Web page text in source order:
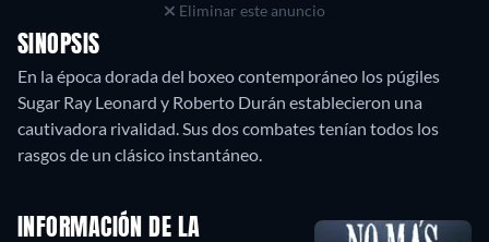
Eliminar este anuncio
SINOPSIS
En la época dorada del boxeo contemporáneo los púgiles
Sugar Ray Leonard y Roberto Durán establecieron una
cautivadora rivalidad. Sus dos combates tenían todos los
rasgos de un clásico instantáneo.
INFORMACIÓN DE LA